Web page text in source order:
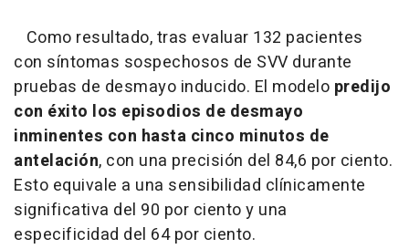
Como resultado, tras evaluar 132 pacientes
con síntomas sospechosos de SVV durante
pruebas de desmayo inducido. El modelo predijo
con éxito los episodios de desmayo
inminentes con hasta cinco minutos de
antelación, con una precisión del 84,6 por ciento.
Esto equivale a una sensibilidad clínicamente
significativa del 90 por ciento y una
especificidad del 64 por ciento.